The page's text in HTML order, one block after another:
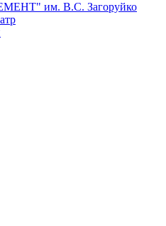
им. В.С. Загоруйко